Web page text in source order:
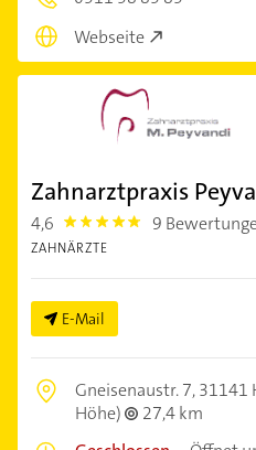
Webseite
Zahnarztpraxis
4,6 4.6 9
ZAHNÄRZTE
E-Mail
Gneisenaustr. 7,31141
Höhe)
27,4 km